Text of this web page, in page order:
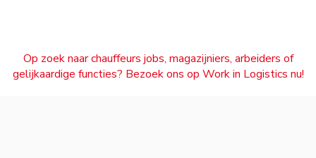
Op zoek naar chauffeurs jobs, magazijniers, arbeiders of
gelijkaardige functies? Bezoek ons op Work in Logistics nu!